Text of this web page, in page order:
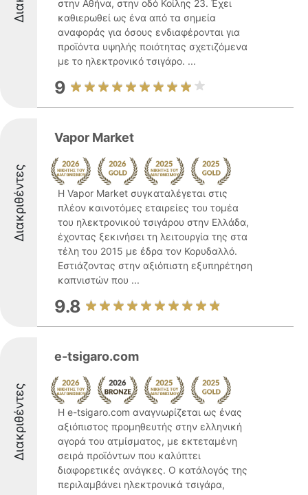
στην Αθήνα, στην οδό Κοίλης 23. Έχει
καθιερωθεί ως ένα από τα σημεία
αναφοράς για όσους ενδιαφέρονται για
προϊόντα υψηλής ποιότητας σχετιζόμενα
με το ηλεκτρονικό τσιγάρο. ...
9
Διακριθέντες
Vapor Market
Η Vapor Market συγκαταλέγεται στις
πλέον καινοτόμες εταιρείες του τομέα
του ηλεκτρονικού τσιγάρου στην Ελλάδα,
έχοντας ξεκινήσει τη λειτουργία της στα
τέλη του 2015 με έδρα τον Κορυδαλλό.
Εστιάζοντας στην αξιόπιστη εξυπηρέτηση
καπνιστών που ...
9.8
Διακριθέντες
e-tsigaro.com
Η e-tsigaro.com αναγνωρίζεται ως ένας
αξιόπιστος προμηθευτής στην ελληνική
αγορά του ατμίσματος, με εκτεταμένη
σειρά προϊόντων που καλύπτει
διαφορετικές ανάγκες. Ο κατάλογός της
περιλαμβάνει ηλεκτρονικά τσιγάρα,